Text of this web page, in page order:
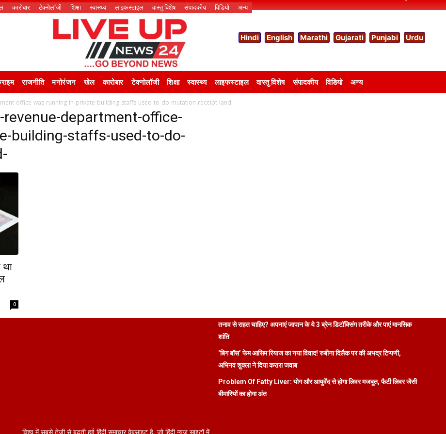
कारोबार टेक्नोलॉजी शिक्षा स्वास्थ्य लाइफस्टाइल वास्तु विशेष संपादकीय विडियो अन्य
Hindi English Marathi Gujarati Punjabi Urdu
राजनीति मनोरंजन खेल कारोबार टेक्नोलॉजी शिक्षा स्वास्थ्य लाइफस्टाइल वास्तु विशेष संपादकीय विडियो अन्य
office-was-running-in-private-building-staffs-used-to-do-mutation-receipt-land-
department-office-
building-staffs-used-to-do-
था
0
तनाव से राहत चाहिए? अपनाएं जापान के ये 3 ब्रेन डिटॉक्सिंग तरीके और पाएं मानसिक
शांति
‘बिग बॉस’ फेम आसिम रियाज का नया विवाद! रुबीना दिलैक पर की अभद्र टिप्पणी,
अभिनव शुक्ला ने दिया करारा जवाब
Problem Of Fatty Liver: योग और आयुर्वेद से होगा लिवर मजबूत, फैटी लिवर जैसी
बीमारियों का होगा अंत
विश्व में सबसे तेजी से बढ़ती हुई हिंदी समाचार वेबसाइट है, जो हिंदी न्यूज साइटों में